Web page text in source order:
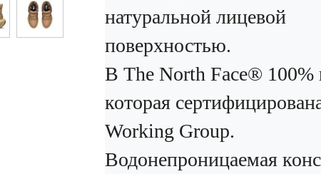
натуральной лицевой
поверхностью.
В The North Face® 100%
которая
Working Group.
Водонепроницаемая